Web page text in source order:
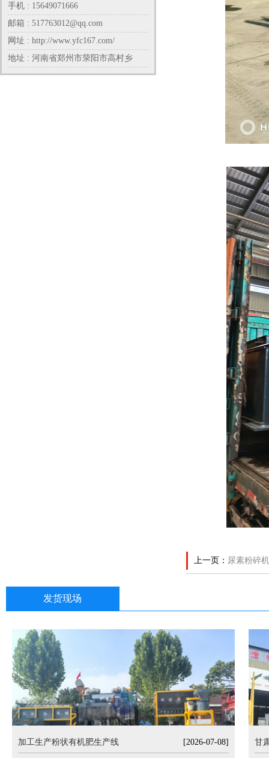
手机 : 15649071666
邮箱 : 517763012@qq.com
网址 : http://www.yfc167.com/
地址 : 河南省郑州市荥阳市高村乡
上一页： 尿素粉碎
发货现场
加工生产粉状有机肥生产线 [2026-07-08] 甘